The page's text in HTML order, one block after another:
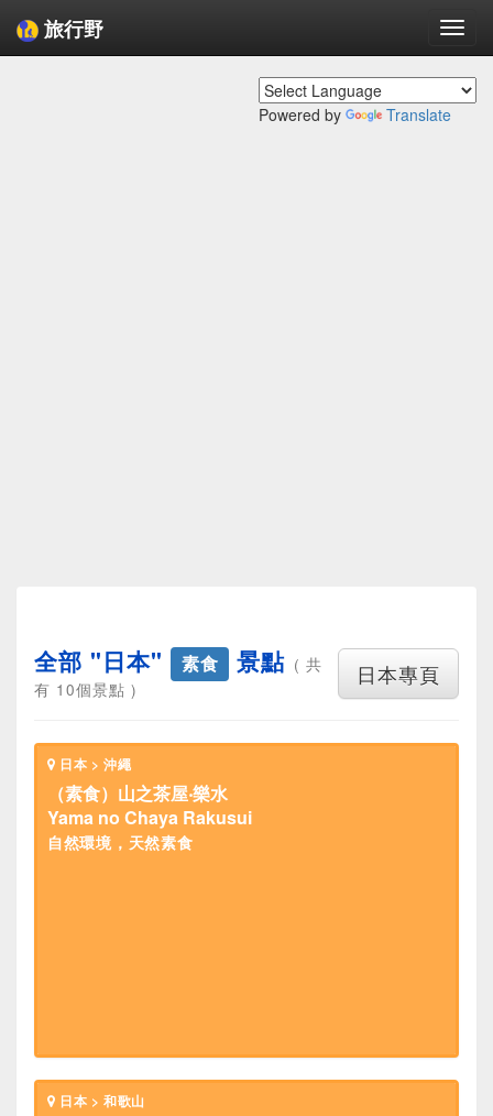
旅行野
Powered by Translate
日本專頁
全部 "日本" 素食 景點 ( 共
有 10個景點 )
日本 > 沖繩
（素食）山之茶屋‧樂水
Yama no Chaya Rakusui
自然環境，天然素食
日本 > 和歌山